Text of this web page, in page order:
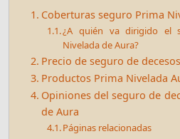
Coberturas seguro Prima
¿A quién va dirigido el
Nivelada de Aura?
Precio de seguro de
Productos Prima Nivelada
Opiniones del seguro de
de Aura
Páginas relacionadas